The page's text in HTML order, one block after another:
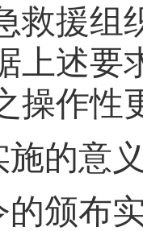
救援组
上述要
操作性
施的意
的颁布